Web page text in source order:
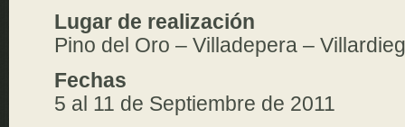
Lugar de realización
Pino del Oro – Villadepera –
Fechas
5 al 11 de Septiembre de 2011